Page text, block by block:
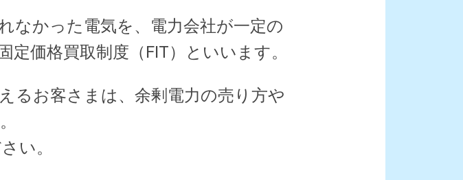
なかった電気を、電力会社が一定の
価格買取制度（FIT）といいます。
るお客さまは、余剰電力の売り方や
い。